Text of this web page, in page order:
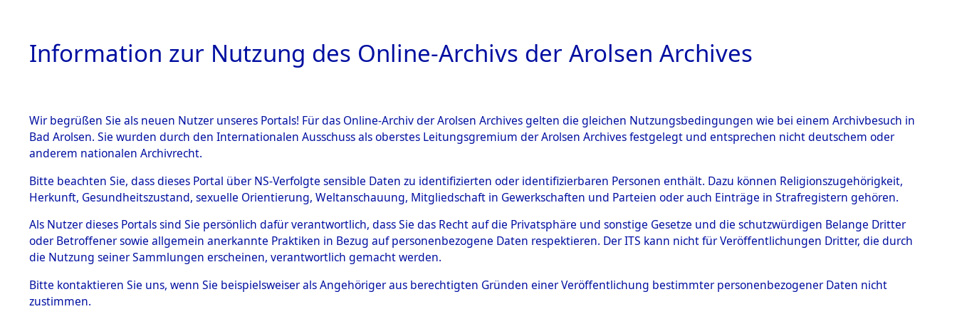
HOME BESTANDSBESCHREIBUNG ARCHIVALE ÜBERSICHT BILD
BESTÄNDE
Inhaftierungsdoku
mente
5. Verschiedenes
Todesmärsche
5.3.1 Alliierte
Rekonstruktion des Verlaufs und der Geschehnisse um
Todesmärsche, alphabetisch gegliedert nach betroffenen Orten
und Lagern→0002 (84629694)→0069 (84629763)
0069 (84629763)
Information zur Nutzung des Online-Archivs der Arolsen Archives
Wir begrüßen Sie als neuen Nutzer unseres Portals! Für das Online-Archiv der Arolsen Archives gelten die gleichen Nutzungsbedingungen wie bei einem Archivbesuch in
Bad Arolsen. Sie wurden durch den Internationalen Ausschuss als oberstes Leitungsgremium der Arolsen Archives festgelegt und entsprechen nicht deutschem oder
anderem nationalen Archivrecht.
Bitte beachten Sie, dass dieses Portal über NS-Verfolgte sensible Daten zu identifizierten oder identifizierbaren Personen enthält. Dazu können Religionszugehörigkeit,
Herkunft, Gesundheitszustand, sexuelle Orientierung, Weltanschauung, Mitgliedschaft in Gewerkschaften und Parteien oder auch Einträge in Strafregistern gehören.
Als Nutzer dieses Portals sind Sie persönlich dafür verantwortlich, dass Sie das Recht auf die Privatsphäre und sonstige Gesetze und die schutzwürdigen Belange Dritter
oder Betroffener sowie allgemein anerkannte Praktiken in Bezug auf personenbezogene Daten respektieren. Der ITS kann nicht für Veröffentlichungen Dritter, die durch
die Nutzung seiner Sammlungen erscheinen, verantwortlich gemacht werden.
Bitte kontaktieren Sie uns, wenn Sie beispielsweiser als Angehöriger aus berechtigten Gründen einer Veröffentlichung bestimmter personenbezogener Daten nicht
zustimmen.